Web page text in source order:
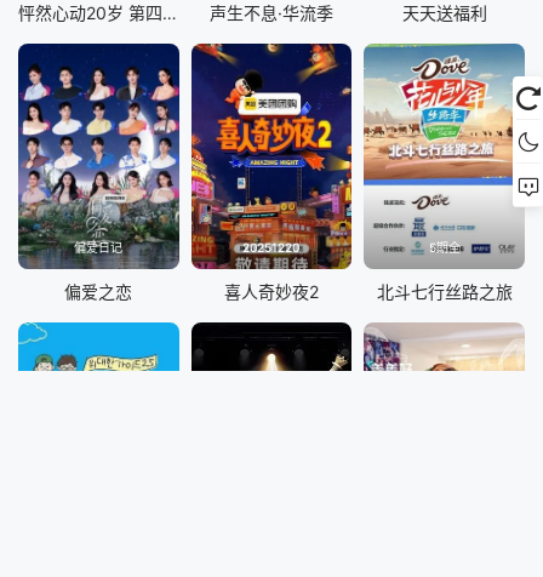
怦然心动20岁 第四季 声生不息·华流季 天天送福利
偏爱日记
偏爱之恋
20251220
喜人奇妙夜2
5期全
北斗七行丝路之旅